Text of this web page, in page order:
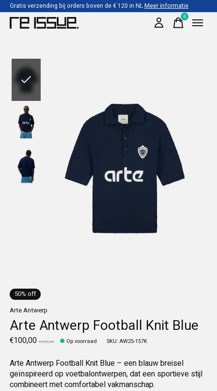
Gratis verzending bij orders boven de € 120 in NLMeer informatie
0items
50% off
Arte Antwerp
Arte Antwerp Football Knit Blue
€100,00 €200,00 Op voorraad SKU: AW25-157K
Arte Antwerp Football Knit Blue – een blauw breisel
geïnspireerd op voetbalontwerpen, dat een sportieve stijl
combineert met comfortabel vakmanschap.